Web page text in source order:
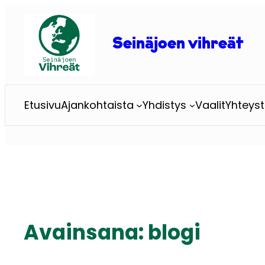
sisältöön
Seinäjoen vihreät
EtusivuAjankohtaista Yhdistys Vaalit
Avainsana: blogi